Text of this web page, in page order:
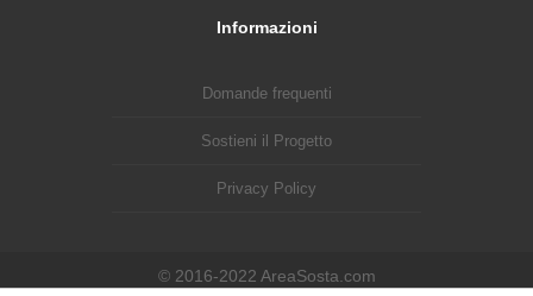
Informazioni
Domande frequenti
Sostieni il Progetto
Privacy Policy
© 2016-2022 AreaSosta.com